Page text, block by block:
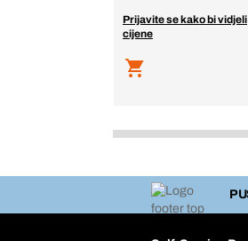
Prijavite se kako bi vidjeli
cijene